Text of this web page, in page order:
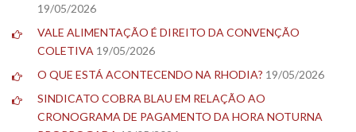
19/05/2026
VALE ALIMENTAÇÃO É DIREITO DA CONVENÇÃO
COLETIVA 19/05/2026
O QUE ESTÁ ACONTECENDO NA RHODIA? 19/05/2026
SINDICATO COBRA BLAU EM RELAÇÃO AO
CRONOGRAMA DE PAGAMENTO DA HORA NOTURNA